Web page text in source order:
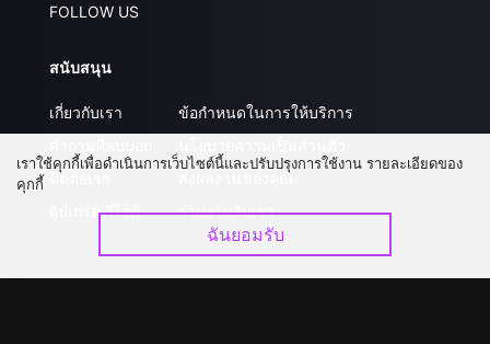
FOLLOW US
สนับสนุน
เกี่ยวกับเรา
ติดต่อเรา
อัปเกรด วีไอพี
ข้อกำหนดในการให้บริการ
ส่งผลงานของคุณ
ร่วมงานกับเรา
เราใช้คุกกี้เพื่อดำเนินการเว็บไซต์นี้และปรับปรุงการใช้งาน รายละเอียดของ
คุกกี้
ฉันยอมรับ